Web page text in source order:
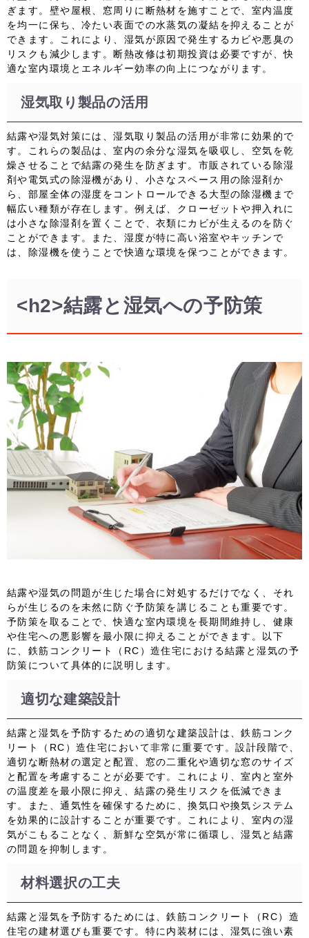
ぎます。壁や屋根、窓周りに断熱材を施すことで、室内温度
を均一に保ち、冷たい表面での水蒸気の凝結を抑えることが
できます。これにより、湿気が原因で発生するカビや悪臭の
リスクも減少します。断熱改修は初期投資は必要ですが、快
適な室内環境とエネルギー効率の向上につながります。
湿気取り製品の活用
結露や湿気対策には、湿気取り製品の活用が非常に効果的で
す。これらの製品は、室内の余分な湿気を吸収し、空気を乾
燥させることで結露の発生を防ぎます。市販されている除湿
剤や電気式の除湿機があり、小さなスペース用の除湿剤か
ら、部屋全体の湿度をコントロールできる大型の除湿機まで
幅広い種類が存在します。例えば、クローゼットや押入れに
は小さな除湿剤を置くことで、衣類にカビが生えるのを防ぐ
ことができます。また、湿度が特に高い浴室やキッチンで
は、除湿機を使うことで快適な環境を保つことができます。
<h2>結露と湿気への予防策
結露や湿気の問題が生じた場合に対処するだけでなく、それ
らが生じるのを未然に防ぐ予防策を講じることも重要です。
予防策を取ることで、快適な室内環境を長期間維持し、健康
や住宅への悪影響を最小限に抑えることができます。以下
に、鉄筋コンクリート（RC）造住宅における結露と湿気の予
防策について具体的に説明します。
適切な建築設計
結露と湿気を予防するための適切な建築設計は、鉄筋コンク
リート（RC）造住宅において非常に重要です。設計段階で、
適切な断熱材の選定と配置、窓の二重化や適切な窓のサイズ
と配置を考慮することが必要です。これにより、室内と室外
の温度差を最小限に抑え、結露の発生リスクを低減できま
す。また、通気性を確保するために、換気口や換気システム
を効果的に設計することが重要です。これにより、室内の湿
気がこもることなく、新鮮な空気が常に循環し、湿気と結露
の問題を抑制します。
材料選択の工夫
結露と湿気を予防するためには、鉄筋コンクリート（RC）造
住宅の建材選びも重要です。特に内装材には、湿気に強い素